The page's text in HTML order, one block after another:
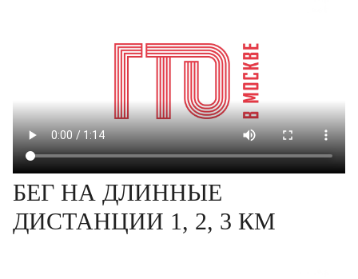
БЕГ НА ДЛИННЫЕ
ДИСТАНЦИИ 1, 2, 3 КМ